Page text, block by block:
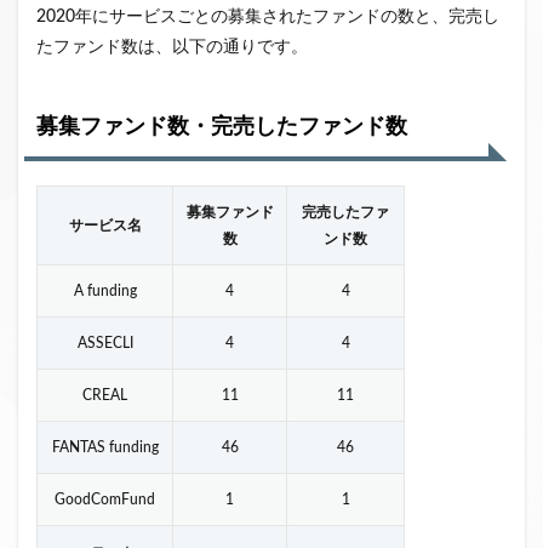
2020年にサービスごとの募集されたファンドの数と、完売し
たファンド数は、以下の通りです。
募集ファンド数・完売したファンド数
サービス名
募集ファンド
数
完売したファ
ンド数
A funding 4 4
ASSECLI 4 4
CREAL 11 11
FANTAS funding 46 46
GoodComFund 1 1